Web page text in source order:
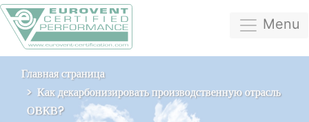
Menu
Главная страница
Как декарбонизировать производственную отрасль
ОВКВ?